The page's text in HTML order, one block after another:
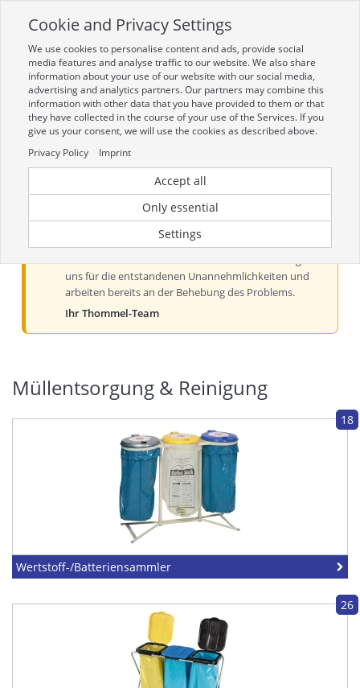
Zur mobilen Kompaktversion (Login erforderlich)
Toggle
navigation
Aktueller Hinweis zur Preis- und
Verfügbarkeitsanzeige
Liebe Kundinnen und Kunden, derzeit kann es bei der
Preis- und Verfügbarkeitsanzeige aus technischen
uns für die entstandenen Unannehmlichkeiten und
arbeiten bereits an der Behebung des Problems.
Ihr Thommel-Team
Müllentsorgung & Reinigung
18
Wertstoff-/Batteriensammler
26
Cookie and Privacy Settings
We use cookies to personalise content and ads, provide social
media features and analyse traffic to our website. We also share
information about your use of our website with our social media,
advertising and analytics partners. Our partners may combine this
information with other data that you have provided to them or that
they have collected in the course of your use of the Services. If you
give us your consent, we will use the cookies as described above.
Privacy Policy
Imprint
Accept all
Only essential
Settings